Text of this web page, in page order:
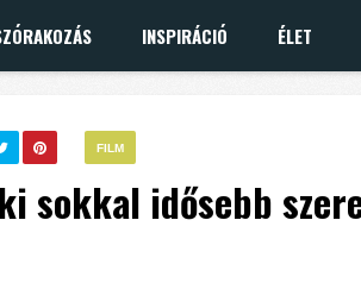
INSPIRÁCIÓ ÉLET
FILM
sokkal idősebb